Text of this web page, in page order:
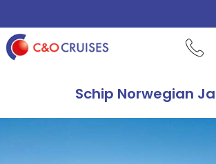
Schip Norwegian